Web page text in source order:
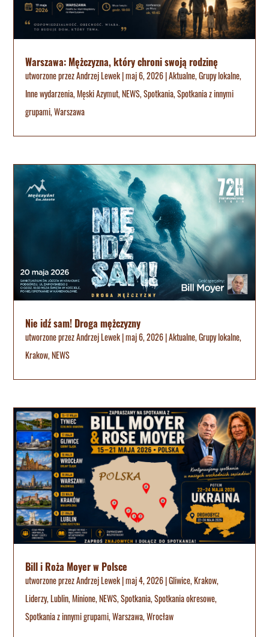
Warszawa: Mężczyzna, który chroni swoją rodzinę
utworzone przezAndrzej Lewek|maj 6, 2026|Aktualne,Grupy lokalne,
Inne wydarzenia,Męski Azymut,NEWS,Spotkania,Spotkania z innymi
grupami,Warszawa
Nie idź sam! Droga mężczyzny
utworzone przezAndrzej Lewek|maj 6, 2026|Aktualne,Grupy lokalne,
Krakow,NEWS
Bill i Roża Moyer w Polsce
utworzone przezAndrzej Lewek|maj 4, 2026|Gliwice,Krakow,
Liderzy,Lublin,Minione,NEWS,Spotkania,Spotkania okresowe,
Spotkania z innymi grupami,Warszawa,Wrocław